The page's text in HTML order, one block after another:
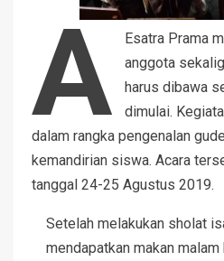
A
Esatra Prama
anggota
harus dibawa
dimulai.
dalam rangka pengenalan
kemandirian siswa. Acara
tanggal 24-25 Agustus 2019.
Setelah melakukan sholat
mendapatkan makan